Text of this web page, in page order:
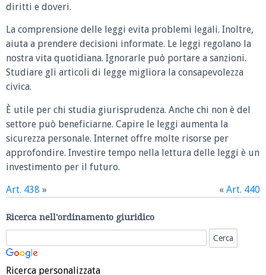
diritti e doveri.
La comprensione delle leggi evita problemi legali. Inoltre,
aiuta a prendere decisioni informate. Le leggi regolano la
nostra vita quotidiana. Ignorarle può portare a sanzioni.
Studiare gli articoli di legge migliora la consapevolezza
civica.
È utile per chi studia giurisprudenza. Anche chi non è del
settore può beneficiarne. Capire le leggi aumenta la
sicurezza personale. Internet offre molte risorse per
approfondire. Investire tempo nella lettura delle leggi è un
investimento per il futuro.
Art. 438 » « Art. 440
Ricerca nell'ordinamento giuridico
Ricerca personalizzata